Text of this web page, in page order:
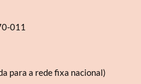
011
para a rede fixa nacional)